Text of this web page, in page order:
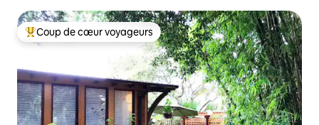
Coup de cœur voyageurs parmi les plus aimés
Coup de cœur voyageurs